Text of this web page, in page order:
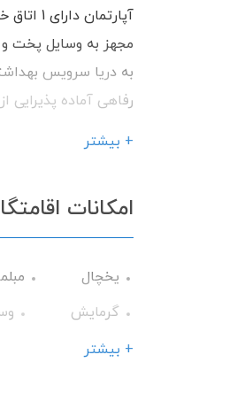
رفاهی آماده پذیرایی
+ بیشتر
امکانات
یخچال
گرمایش
کابینت
+ بیشتر